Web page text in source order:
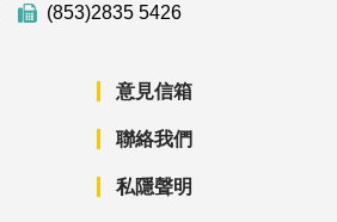
(853)2835 5426
意見信箱
聯絡我們
私隱聲明